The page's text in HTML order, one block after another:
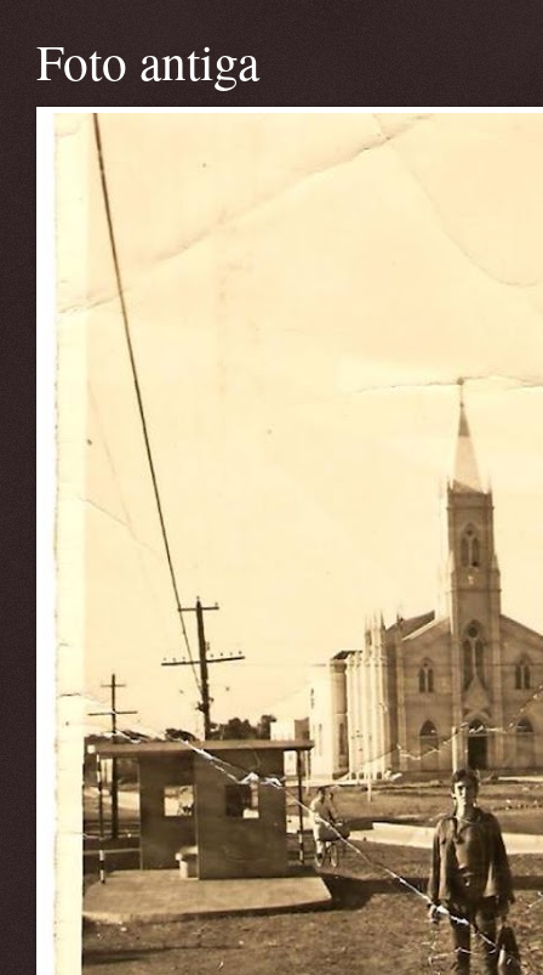
Foto antiga